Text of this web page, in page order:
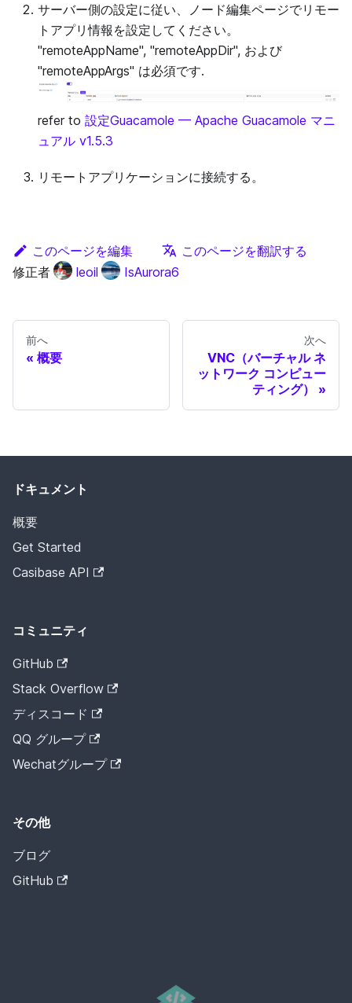
サーバー側の設定に従い、ノード編集ページでリモー
トアプリ情報を設定してください。
"remoteAppName", "remoteAppDir", および
"remoteAppArgs" は必須です.
refer to 設定Guacamole — Apache Guacamole マニ
ュアル v1.5.3
リモートアプリケーションに接続する。
このページを編集
このページを翻訳する
修正者
leoil IsAurora6
前へ
概要
次へ
VNC（バーチャル ネ
ットワーク コンピュー
ティング）
ドキュメント
概要
Get Started
Casibase API
コミュニティ
GitHub
Stack Overflow
ディスコード
QQ グループ
Wechatグループ
その他
ブログ
GitHub